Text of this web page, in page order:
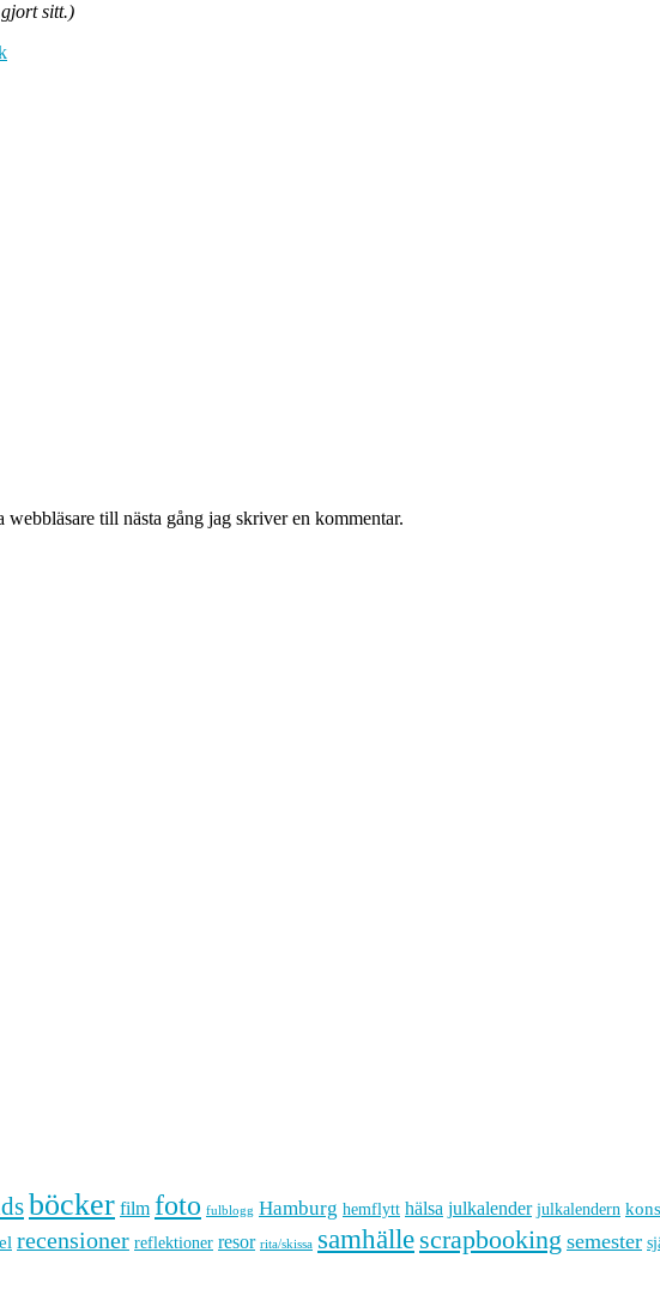
gjort sitt.)
till nästa gång jag skriver en kommentar.
böcker film foto fulblogg Hamburg hemflytt hälsa julkalender julkalendern
recensioner reflektioner resor rita/skissa samhälle scrapbooking semester